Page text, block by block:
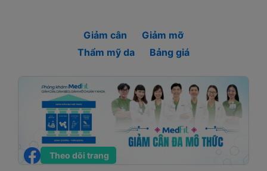
Giảm cân
Giảm mỡ
Thẩm mỹ da
Bảng giá
Theo dõi trang